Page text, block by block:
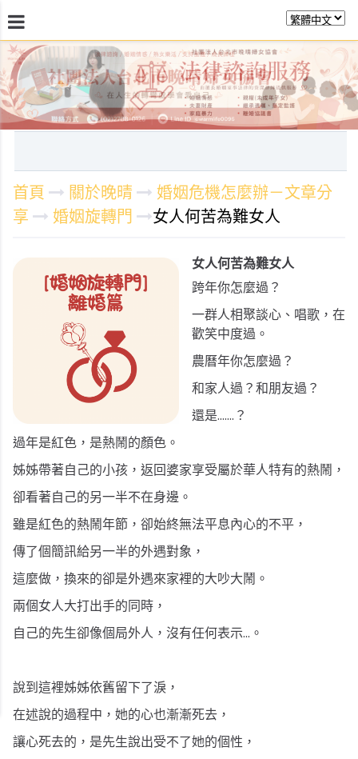
最新消息 關於晚晴 日常服務 課程活動
首頁 關於晚晴
婚姻危機怎麼辦－文章分
享
婚姻旋轉門 女人何苦為難女人
女人何苦為難女人
跨年你怎麼過？
一群人相聚談心、唱歌，在
歡笑中度過。
農曆年你怎麼過？
和家人過？和朋友過？
還是....... ？
過年是紅色，是熱鬧的顏色。
姊姊帶著自己的小孩，返回婆家享受屬於華人特有的熱鬧，
卻看著自己的另一半不在身邊。
雖是紅色的熱鬧年節，卻始終無法平息內心的不平，
傳了個簡訊給另一半的外遇對象，
這麼做，換來的卻是外遇來家裡的大吵大鬧。
兩個女人大打出手的同時，
自己的先生卻像個局外人，沒有任何表示... 。
說到這裡姊姊依舊留下了淚，
在述說的過程中，她的心也漸漸死去，
讓心死去的，是先生說出受不了她的個性，